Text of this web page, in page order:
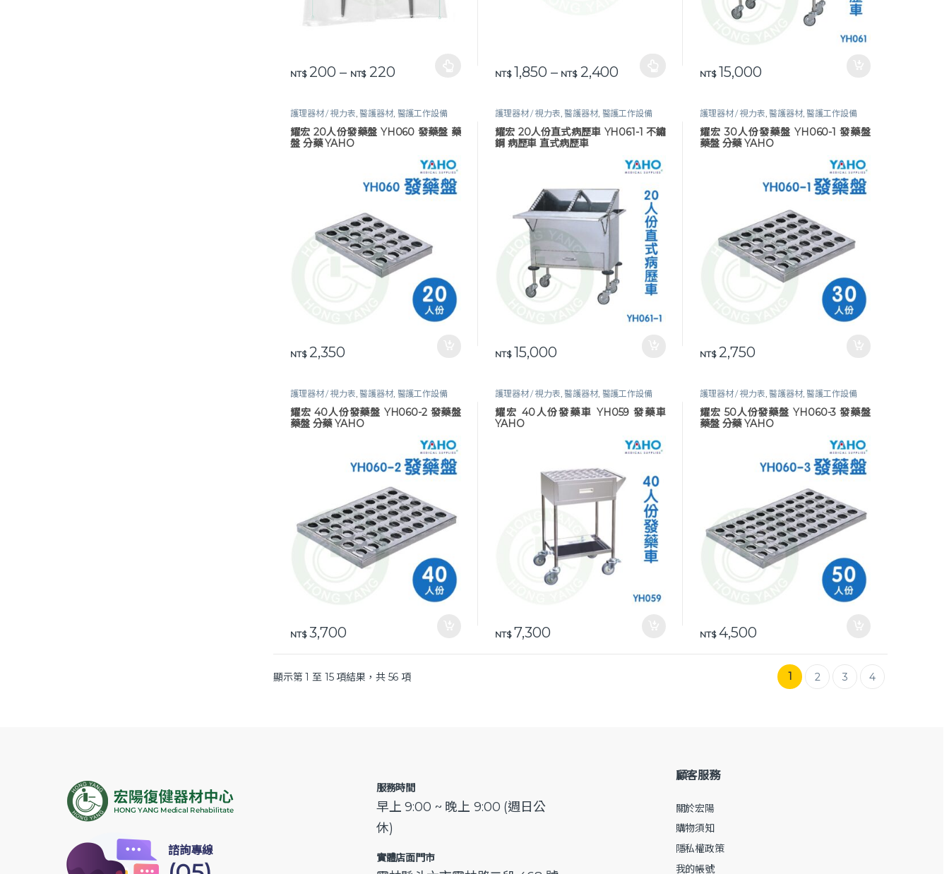
NT$200 – NT$220價格範圍：NT$ 200 到 NT$ 220
此產品有多種款式。 可在產品頁面選擇選項 NT$1,850 – NT$2,400 價格範圍：NT$ 1,850 到 NT$ 2,400
此產品有多種款式。 可在產品頁面選擇選項 NT$15,000
護理器材 / 視力表,醫護器材, 醫護工作設備
耀宏 20人份發藥盤 YH060 發藥盤 藥
盤 分藥 YAHO
NT$2,350
護理器材 / 視力表,醫護器材, 醫護工作設備
耀宏 20人份直式病歷車 YH061-1 不鏽
鋼 病歷車 直式病歷車
NT$15,000
護理器材 / 視力表,醫護器材,醫護工作設備
耀宏 30人份發藥盤 YH060-1 發藥盤
藥盤 分藥 YAHO
NT$2,750
護理器材 / 視力表,醫護器材, 醫護工作設備
耀宏 40人份發藥盤 YH060-2 發藥盤
藥盤 分藥 YAHO
NT$3,700
護理器材 / 視力表,醫護器材, 醫護工作設備
耀宏 40人份發藥車 YH059 發藥車
YAHO
NT$7,300
護理器材 / 視力表,醫護器材,醫護工作設備
耀宏 50人份發藥盤 YH060-3 發藥盤
藥盤 分藥 YAHO
NT$4,500
顯示第 1 至 15 項結果，共 56 項 1 2 3 4
諮詢專線
服務時間
早上 9:00 ~ 晚上 9:00 (週日公
休)
實體店面門市
顧客服務
關於宏陽
購物須知
隱私權政策
我的帳號